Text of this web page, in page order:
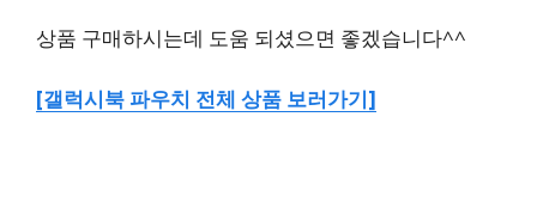
상품 구매하시는데 도움 되셨으면 좋겠습니다^^
[갤럭시북 파우치 전체 상품 보러가기]